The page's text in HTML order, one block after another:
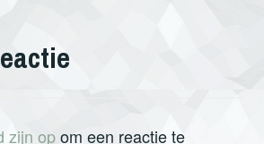
zijn opom een reactie te